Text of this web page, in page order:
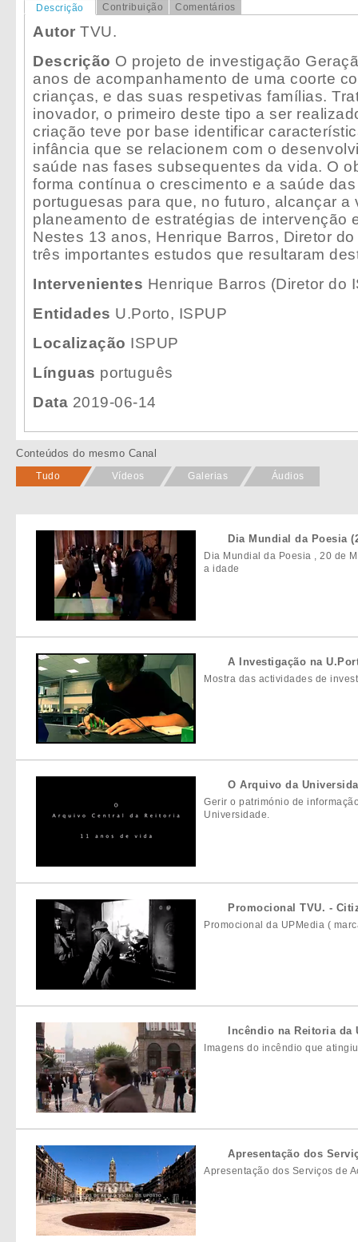
Descrição Contribuição Comentários
Autor TVU.
Descrição O projeto de investigação
anos de acompanhamento de uma coorte
crianças, e das suas respetivas famílias.
inovador, o primeiro deste tipo a ser
criação teve por base identificar
infância que se relacionem com o
saúde nas fases subsequentes da vida. O
forma contínua o crescimento e a saúde
portuguesas para que, no futuro, alcançar a
planeamento de estratégias de intervenção
Nestes 13 anos, Henrique Barros, Diretor
três importantes estudos que resultaram
Intervenientes Henrique Barros (Diretor do
Entidades U.Porto, ISPUP
Localização ISPUP
Línguas português
Data 2019-06-14
Conteúdos do mesmo Canal
Tudo Vídeos Galerias Áudios
Dia Mundial da Poesia
Dia Mundial da Poesia , 20 de
a idade
A Investigação na
Mostra das actividades de
O Arquivo da
Gerir o património de
Universidade.
Promocional TVU. -
Promocional da UPMedia (
Incêndio na Reitoria da
Imagens do incêndio que
Apresentação dos
Apresentação dos Serviços de